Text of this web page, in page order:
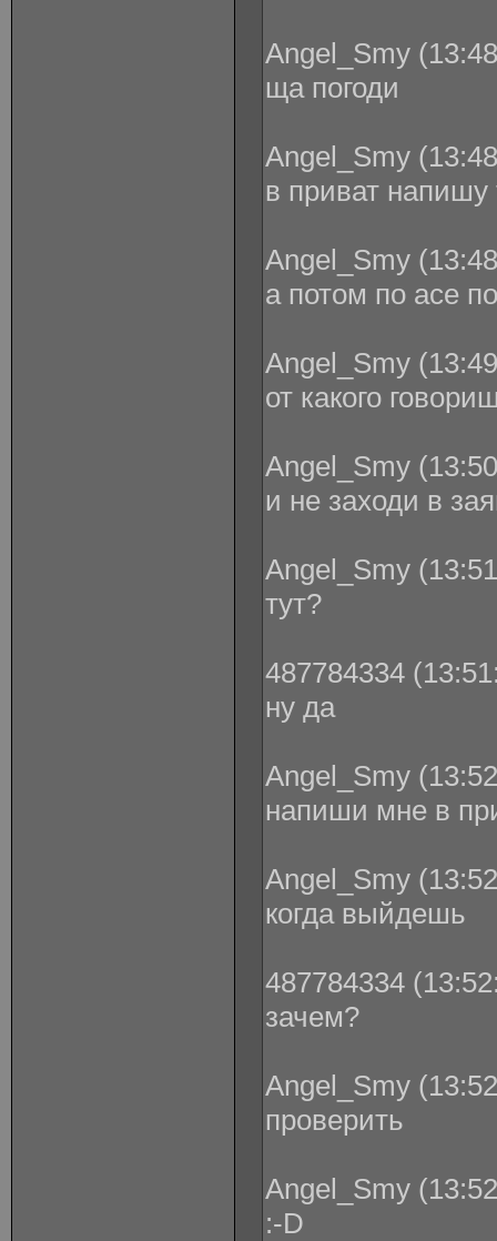
Angel_Smy
ща погоди
Angel_Smy
в приват напишу
Angel_Smy
а потом по асе
Angel_Smy
от какого
Angel_Smy
и не заходи в
Angel_Smy
тут?
487784334
ну да
Angel_Smy
напиши мне в
Angel_Smy
когда выйдешь
487784334
зачем?
Angel_Smy
проверить
Angel_Smy
:-D